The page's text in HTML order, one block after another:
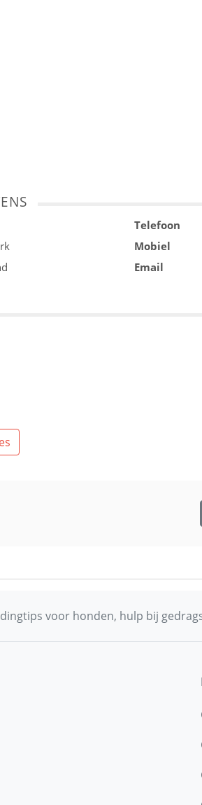
Telefoon
Mobiel
Email
voor honden, hulp bij